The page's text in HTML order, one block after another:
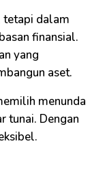
tetapi dalam
finansial.
yang
aset.
menunda
tunai. Dengan